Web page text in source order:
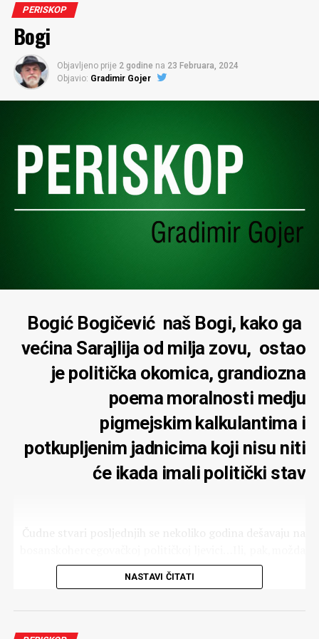
PERISKOP
Bogi
Objavljeno prije 2 godine na 23 Februara, 2024
Objavio: Gradimir Gojer
Bogić Bogičević naš Bogi, kako ga
većina Sarajlija od milja zovu, ostao
je politička okomica, grandiozna
poema moralnosti medju
pigmejskim kalkulantima i
potkupljenim jadnicima koji nisu niti
će ikada imali politički stav
Čudne stvari posljednjih se nekoliko godina dešavaju na
ja griješim u procjenama…Jedno je sigurno: bilo što da se
desi sa bosanskoheregovačkom
NASTAVI ČITATI